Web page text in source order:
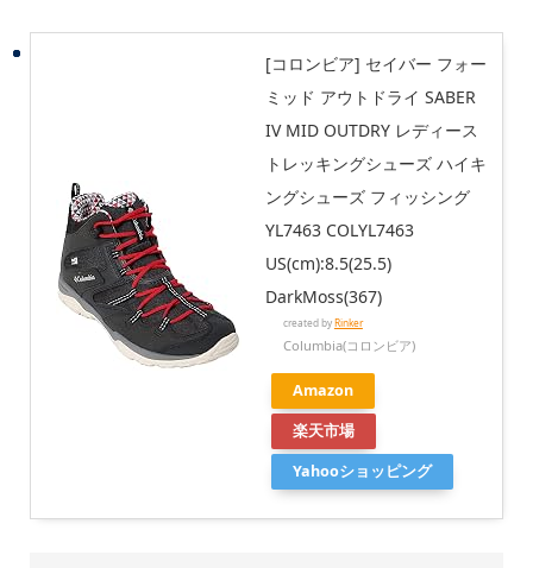
[コロンビア] セイバー フォー
ミッド アウトドライ SABER
IV MID OUTDRY レディース
トレッキングシューズ ハイキ
ングシューズ フィッシング
YL7463 COLYL7463
US(cm):8.5(25.5)
DarkMoss(367)
created byRinker
Columbia(コロンビア)
Amazon
楽天市場
Yahooショッピング